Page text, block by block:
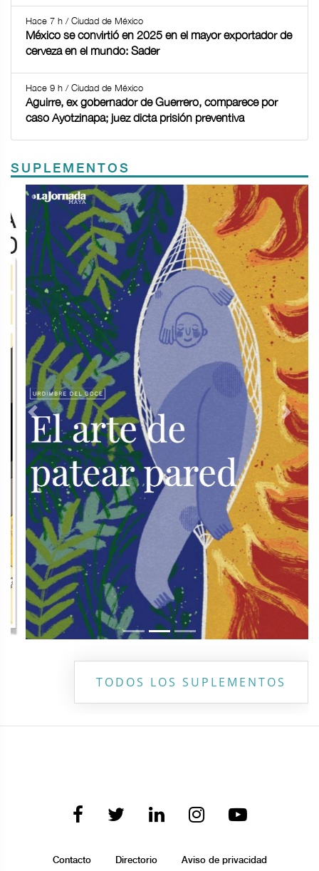
Hace 7 h / Ciudad de México
México se convirtió en 2025 en el mayor exportador de
cerveza en el mundo: Sader
Hace 9 h / Ciudad de México
Aguirre, ex gobernador de Guerrero, comparece por
caso Ayotzinapa; juez dicta prisión preventiva
SUPLEMENTOS
Previous Next
TODOS LOS SUPLEMENTOS
Contacto Directorio Aviso de privacidad